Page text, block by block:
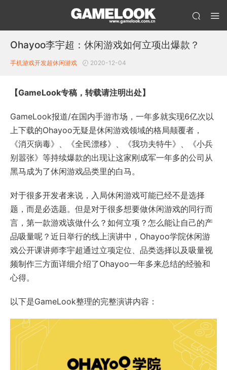
Ohayoo李宇超：休闲游戏如何立项出爆款？
手机游戏开发超休闲游戏 2020-12-04
【GameLook专稿，转载请注明出处】
GameLook报道/在国内手游市场，一年多就实现6亿次以
上下载的Ohayoo无疑是休闲游戏领域的格局颠覆者，
《消灭病毒》、《全民漂移》、《我功夫特牛》、《小兵
别嚣张》等持续爆款的出现让这家刚成军一年多的公司从
黑马成为了休闲游戏品类里的白马。
对于很多开发者来说，入局休闲游戏可能已经不是选择
题，而是必选题。但是对于很多想要做休闲游戏的同行而
言，第一款游戏该做什么？如何立项？怎么能让自己的产
品吸量呢？近日举行的线上演讲中，Ohayoo学院休闲游
戏公开课讲师李宇超通过立项定位、品类选择以及吸量视
频制作三方面详细介绍了Ohayoo一年多来总结的经验和
心得。
以下是GameLook整理的完整演讲内容：